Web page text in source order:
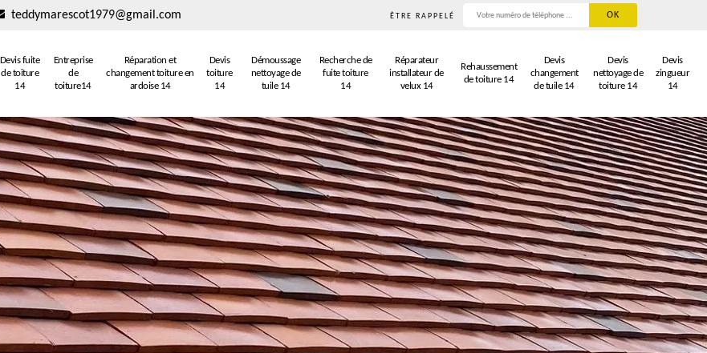
teddymarescot1979@gmail.com ÊTRE RAPPELÉ
Devis fuite
de toiture
14
Entreprise
de
toiture14
Réparation et
changement toiture en
ardoise 14
Devis
toiture
14
Démoussage
nettoyage de
tuile 14
Recherche de
fuite toiture
14
Réparateur
installateur de
velux 14
Rehaussement
de toiture 14
Devis
changement
de tuile 14
Devis
nettoyage de
toiture 14
Devis
zingueur
14